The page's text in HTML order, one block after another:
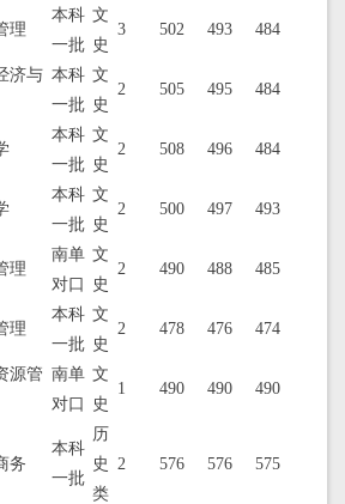
理
本科
一批
文
史
3 502 493 484
济与 本科
一批
文
史
2 505 495 484
本科
一批
文
史
2 508 496 484
本科
一批
文
史
2 500 497 493
理
南单
对口
文
史
2 490 488 485
理
本科
一批
文
史
2 478 476 474
源管 南单
对口
文
史
1 490 490 490
务
本科
一批
历
史
类
2 576 576 575